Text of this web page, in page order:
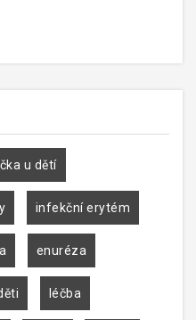
u dětí
infekční erytém
enuréza
léčba